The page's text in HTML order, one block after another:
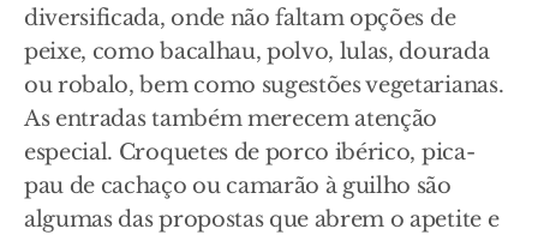
diversificada, onde não faltam opções de
peixe, como bacalhau, polvo, lulas, dourada
ou robalo, bem como sugestões vegetarianas.
As entradas também merecem atenção
especial. Croquetes de porco ibérico, pica-
pau de cachaço ou camarão à guilho são
algumas das propostas que abrem o apetite e